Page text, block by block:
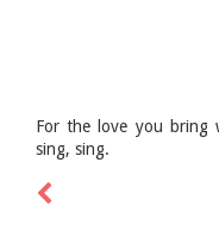
For the love you bring
sing, sing.